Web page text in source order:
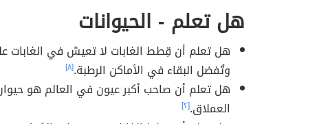
هل تعلم - الحيوانات
هل تعلم أن قِطط الغابات لا تعيش في الغابات
وتُفضل البقاء في الأماكن الرطبة.[٨]
هل تعلم أن صاحب أكبر عيون في العالم هو حيوان
العملاق.[٢]